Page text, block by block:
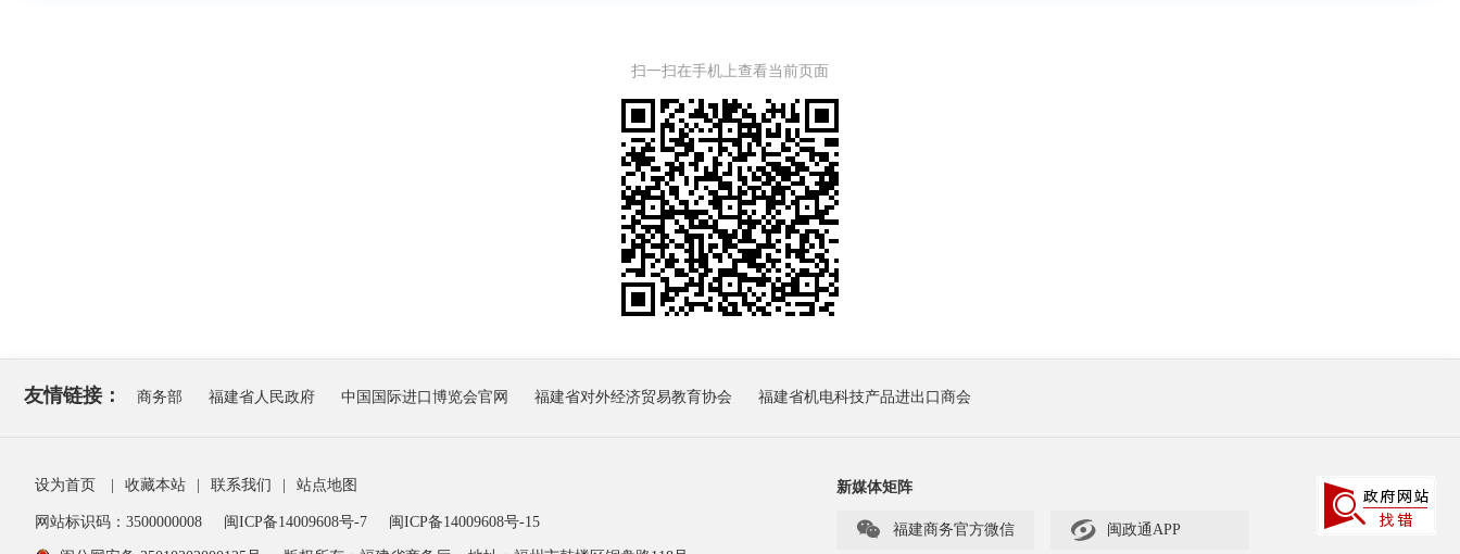
扫一扫在手机上查看当前页面
友情链接： 商务部 福建省人民政府 中国国际进口博览会官网 福建省对外经济贸易教育协会 福建省机电科技产品进出口商会
设为首页 收藏本站 联系我们 站点地图
网站标识码：3500000008 闽ICP备14009608号-7 闽ICP备14009608号-15
新媒体矩阵
 福建商务官方微信  闽政通APP